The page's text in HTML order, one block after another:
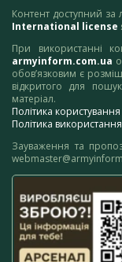
Контент доступний за
International license
При використанні
armyinform.com.ua
обов’язковим є
відкритого для
матеріал.
Політика
Політика
Зауваження та